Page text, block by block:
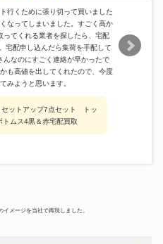
スリーブ 花柄 20,400円
イトレース 19,400円
ト&ケープ 20,920円
グフロントボタ
19,400円
プロンドレス 18,600円
ァー 18,200円
セスワンピース
18,000円
行くために張り切って買いました
なってしまいました。すごく高か
ってくれる業者を探したら、宅配
宅配申し込んだら集荷を手配して
んなのにすごく連絡が早かったで
も高値を出してくれたので、今度
みようと思います。
セットアップ7点セット トッ
トムス4黒＆赤宅配買取
メージを当社で再現しました。